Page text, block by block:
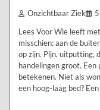
Onzichtbaar Ziek
Lees Voor Wie leeft
misschien: aan de
op zijn. Pijn, uitputting,
handelingen groot. Een
betekenen. Niet als
een hoog-laag bed?